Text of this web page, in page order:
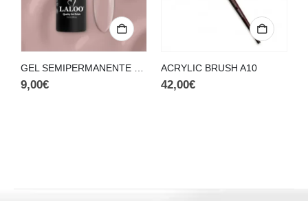
GEL SEMIPERMANENTE COOL NUDE N.327 (7ML)
9,00€
ACRYLIC BRUSH A10
42,00€